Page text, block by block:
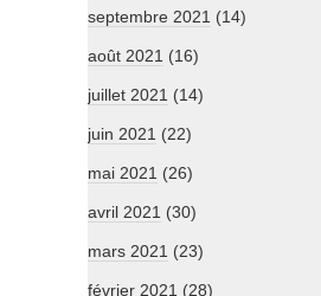
septembre 2021 (14)
août 2021 (16)
juillet 2021 (14)
juin 2021 (22)
mai 2021 (26)
avril 2021 (30)
mars 2021 (23)
février 2021 (28)